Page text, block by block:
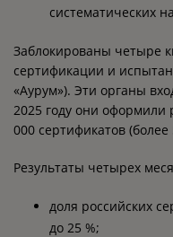
систематических
Заблокированы четыре
сертификации и
«Аурум»). Эти органы
2025 году они оформили
000 сертификатов
Результаты четырех
доля российских
до 25 %;